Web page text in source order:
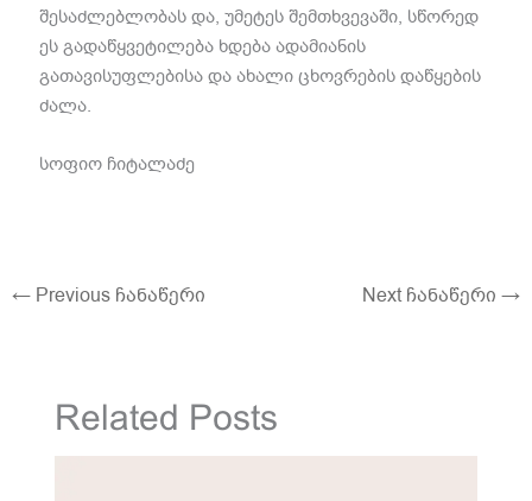
შესაძლებლობას და, უმეტეს შემთხვევაში, სწორედ
ეს გადაწყვეტილება ხდება ადამიანის
გათავისუფლებისა და ახალი ცხოვრების დაწყების
ძალა.
სოფიო ჩიტალაძე
← Previous ჩანაწერი Next ჩანაწერი →
Related Posts